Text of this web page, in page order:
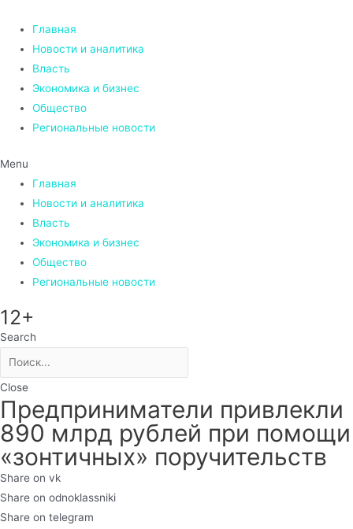
содержимому
Главная
Новости и аналитика
Власть
Экономика и бизнес
Общество
Региональные новости
Menu
Главная
Новости и аналитика
Власть
Экономика и бизнес
Общество
Региональные новости
12+
Search
Close
Предприниматели привлекли
890 млрд рублей при помощи
«зонтичных» поручительств
Share on vk
Share on odnoklassniki
Share on telegram